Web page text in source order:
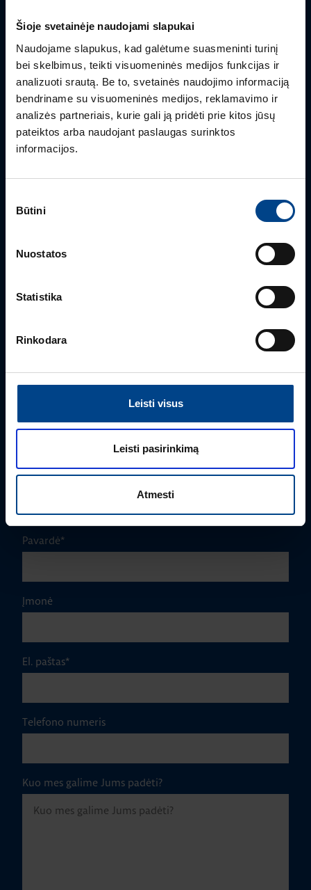
Šioje svetainėje naudojami slapukai
Naudojame slapukus, kad galėtume suasmeninti turinį
bei skelbimus, teikti visuomeninės medijos funkcijas ir
analizuoti srautą. Be to, svetainės naudojimo informaciją
bendriname su visuomeninės medijos, reklamavimo ir
analizės partneriais, kurie gali ją pridėti prie kitos jūsų
pateiktos arba naudojant paslaugas surinktos
informacijos.
pasirinkimas
Būtini
Nuostatos
Statistika
Rinkodara
Leisti visus
Leisti pasirinkimą
Atmesti
rimvydas.bieksa@utugroup.com
+370 612 41409
Vardas*
Pavardė*
Įmonė
El. paštas*
Telefono numeris
Kuo mes galime Jums padėti?